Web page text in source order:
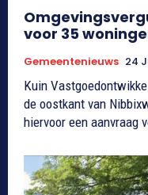
voor 35
Gemeentenieuws 24
Kuin
de oostkant van
hiervoor een aanvraag